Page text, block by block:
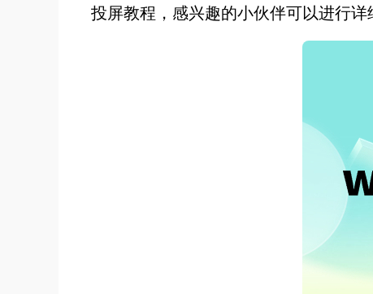
投屏教程，感兴趣的小伙伴可以进行详